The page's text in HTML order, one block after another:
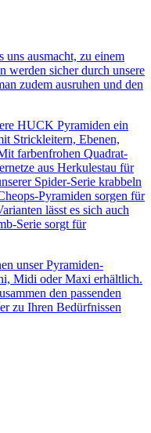
uns ausmacht, zu einem
werden sicher durch unsere
zudem ausruhen und den
HUCK Pyramiden ein
Strickleitern, Ebenen,
farbenfrohen Quadrat-
aus Herkulestau für
Spider-Serie krabbeln
Pyramiden sorgen für
lässt es sich auch
Serie sorgt für
unser Pyramiden-
Midi oder Maxi erhältlich.
den passenden
zu Ihren Bedürfnissen